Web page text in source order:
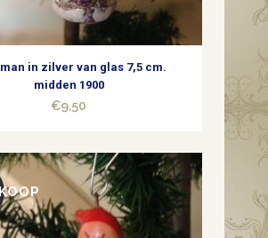
in zilver van glas 7,5 cm.
midden 1900
€9,50